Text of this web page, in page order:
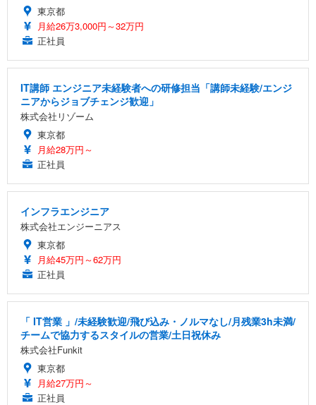
東京都
月給26万3,000円～32万円
正社員
IT講師 エンジニア未経験者への研修担当「講師未経験/エンジ
ニアからジョブチェンジ歓迎」
株式会社リゾーム
東京都
月給28万円～
正社員
インフラエンジニア
株式会社エンジーニアス
東京都
月給45万円～62万円
正社員
「 IT営業 」/未経験歓迎/飛び込み・ノルマなし/月残業3h未満/
チームで協力するスタイルの営業/土日祝休み
株式会社Funkit
東京都
月給27万円～
正社員